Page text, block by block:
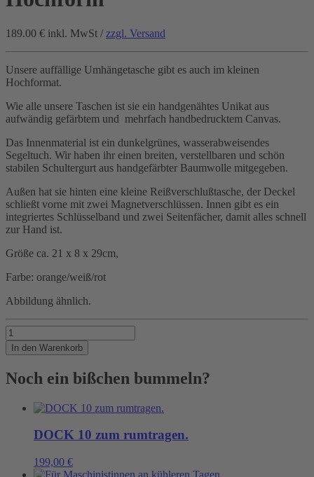
189.00 € inkl. MwSt / zzgl. Versand
Unsere auffällige Umhängetasche gibt es auch im kleinen
Hochformat.
Wie alle unsere Taschen ist sie ein handgenähtes Unikat aus
aufwändig gefärbtem und mehrfach handbedrucktem Canvas.
Das Innenmaterial ist ein dunkelgrünes, wasserabweisendes
Segeltuch. Wir haben ihr einen breiten, verstellbaren und schön
stabilen Schultergurt aus handgefärbter Baumwolle mitgegeben.
Außen hat sie hinten eine kleine Reißverschlußtasche, der Deckel
schließt vorne mit zwei Magnetverschlüssen. Innen gibt es ein
integriertes Schlüsselband und zwei Seitenfächer, damit alles schnell
zur Hand ist.
Größe ca. 21 x 8 x 29cm,
Farbe: orange/weiß/rot
Abbildung ähnlich.
Hochformat
für
SEENOTRETTER
Hochform
In den Warenkorb
Noch ein bißchen bummeln?
DOCK 10 zum rumtragen.
199,00 €